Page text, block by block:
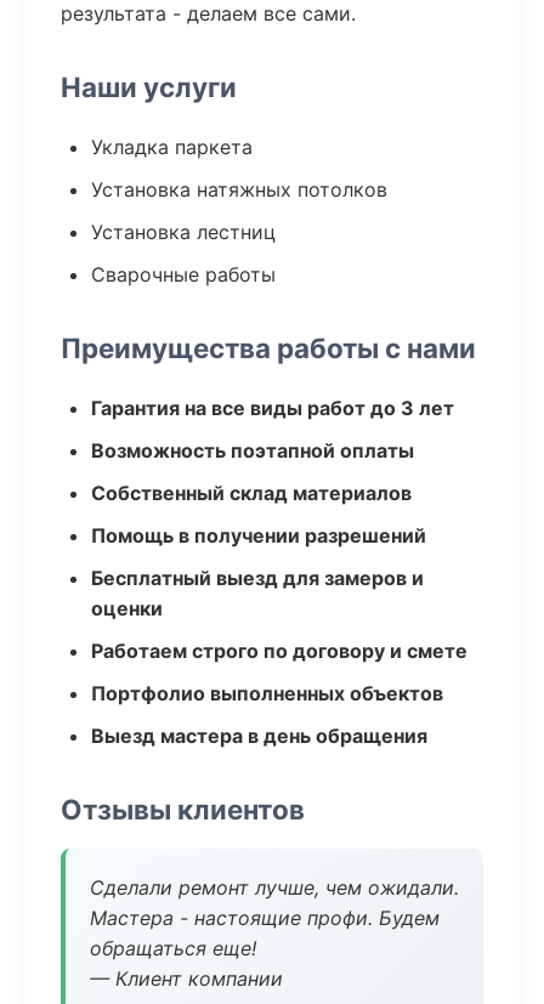
результата - делаем все сами.
Наши услуги
Укладка паркета
Установка натяжных потолков
Установка лестниц
Сварочные работы
Преимущества работы с нами
Гарантия на все виды работ до 3 лет
Возможность поэтапной оплаты
Собственный склад материалов
Помощь в получении разрешений
Бесплатный выезд для замеров и
оценки
Работаем строго по договору и смете
Портфолио выполненных объектов
Выезд мастера в день обращения
Отзывы клиентов
Сделали ремонт лучше, чем ожидали.
Мастера - настоящие профи. Будем
обращаться еще!
— Клиент компании